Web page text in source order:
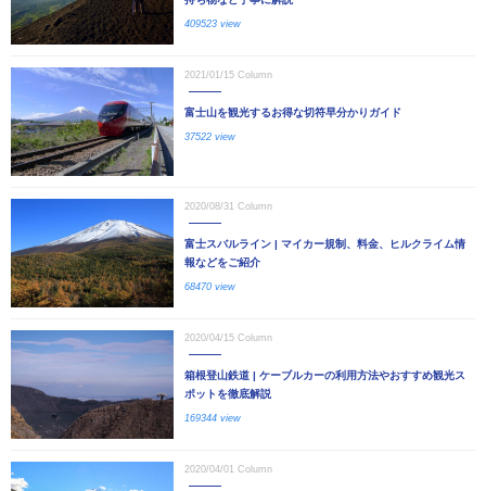
409523 view
2021/01/15 Column
富士山を観光するお得な切符早分かりガイド
37522 view
2020/08/31 Column
富士スバルライン | マイカー規制、料金、ヒルクライム情
報などをご紹介
68470 view
2020/04/15 Column
箱根登山鉄道 | ケーブルカーの利用方法やおすすめ観光ス
ポットを徹底解説
169344 view
2020/04/01 Column